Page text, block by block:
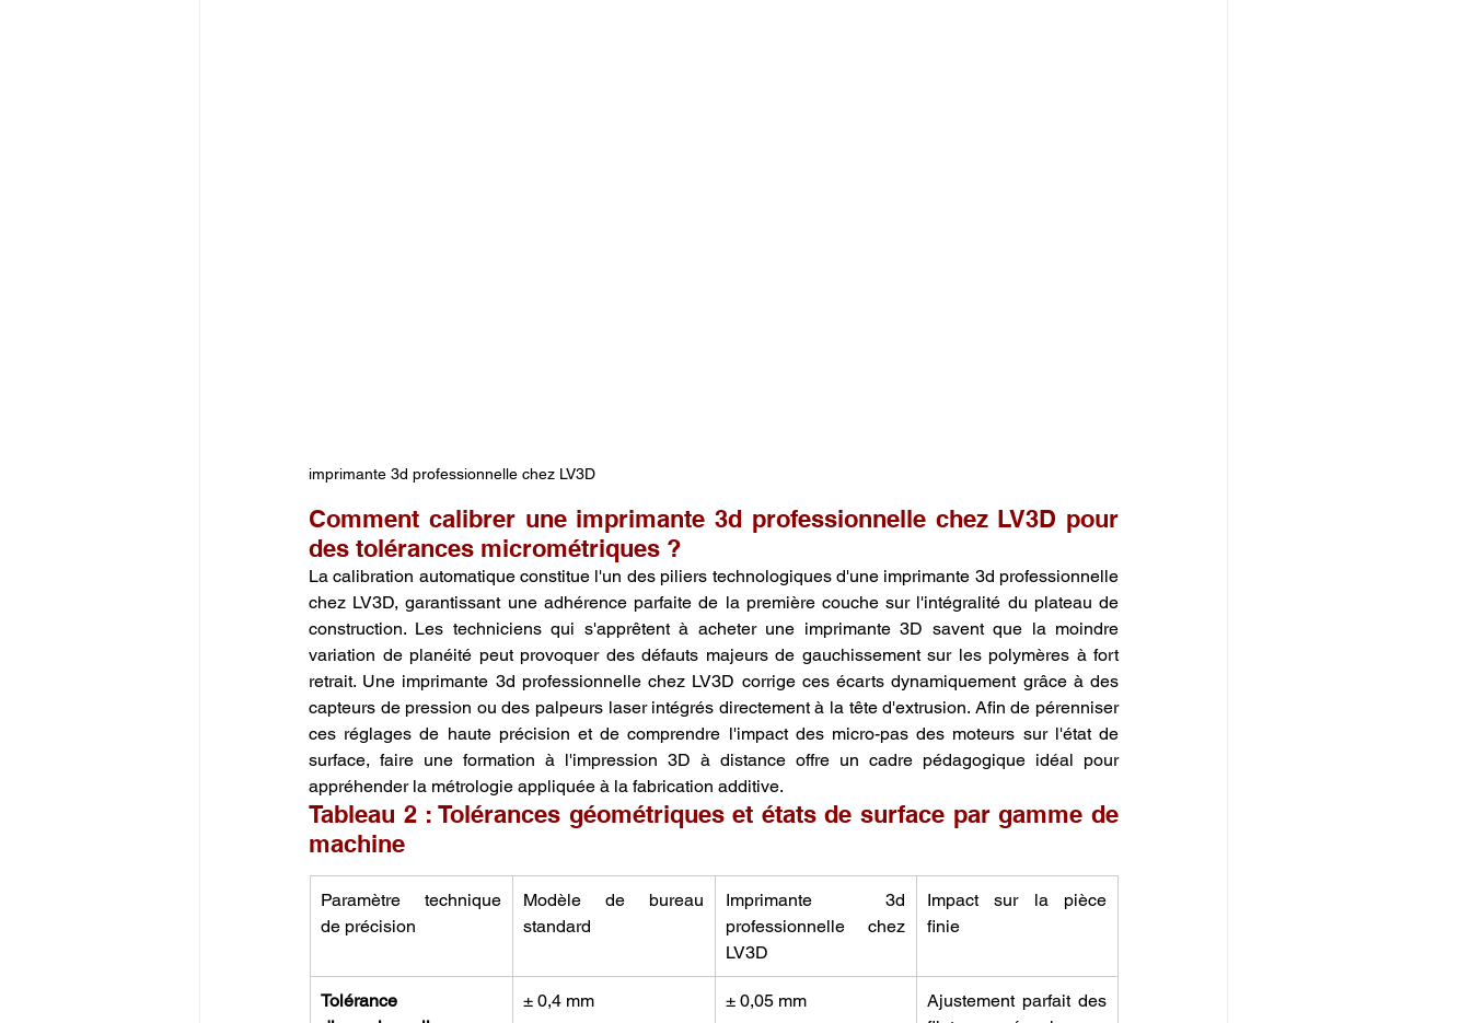
imprimante 3d professionnelle chez LV3D
Comment calibrer une imprimante 3d professionnelle chez LV3D pour
des tolérances micrométriques ?
La calibration automatique constitue l'un des piliers technologiques d'une imprimante 3d professionnelle
chez LV3D, garantissant une adhérence parfaite de la première couche sur l'intégralité du plateau de
construction. Les techniciens qui s'apprêtent à acheter une imprimante 3D savent que la moindre
variation de planéité peut provoquer des défauts majeurs de gauchissement sur les polymères à fort
retrait. Une imprimante 3d professionnelle chez LV3D corrige ces écarts dynamiquement grâce à des
capteurs de pression ou des palpeurs laser intégrés directement à la tête d'extrusion. Afin de pérenniser
ces réglages de haute précision et de comprendre l'impact des micro-pas des moteurs sur l'état de
surface, faire une formation à l'impression 3D à distance offre un cadre pédagogique idéal pour
appréhender la métrologie appliquée à la fabrication additive.
Tableau 2 : Tolérances géométriques et états de surface par gamme de
machine
Paramètre technique
de précision
Modèle de bureau
standard
Imprimante 3d
professionnelle chez
LV3D
Impact sur la pièce
finie
Tolérance
± 0,4 mm ± 0,05 mm
Ajustement parfait des